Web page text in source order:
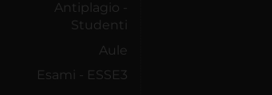
Antiplagio -
Studenti
Aule
Esami - ESSE3